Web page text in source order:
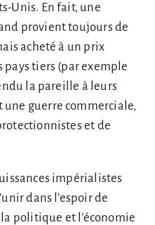
Unis. En fait, une
provient toujours de
acheté à un prix
pays tiers (par exemple
la pareille à leurs
guerre commerciale,
et de
impérialistes
dans l’espoir de
politique et l’économie